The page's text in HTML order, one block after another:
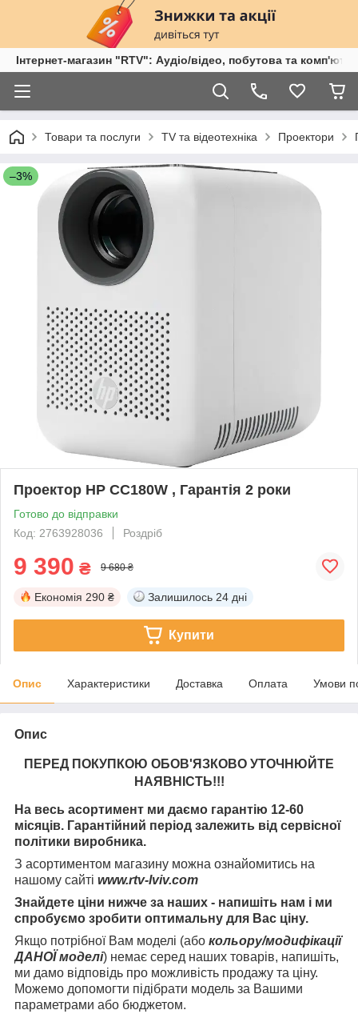
Інтернет-магазин "RTV": Аудіо/відео, побутова та
Товари та послуги TV та відеотехніка Проектори
–3%
Проектор HP CC180W , Гарантія 2 роки
Готово до відправки
Код: 2763928036
Роздріб
9 390 ₴ 9 680 ₴
Економія 290 ₴ Залишилось 24 дні
Купити
Опис Характеристики Доставка Оплата Умови
Опис
ПЕРЕД ПОКУПКОЮ ОБОВ'ЯЗКОВО УТОЧНЮЙТЕ
НАЯВНІСТЬ!!!
На весь асортимент ми даємо гарантію 12-60
місяців. Гарантійний період залежить від сервісної
політики виробника.
З асортиментом магазину можна ознайомитись на
нашому сайті www.rtv-lviv.com
Знайдете ціни нижче за наших - напишіть нам і ми
спробуємо зробити оптимальну для Вас ціну.
Якщо потрібної Вам моделі (або кольору/модифікації
ДАНОЇ моделі) немає серед наших товарів, напишіть,
ми дамо відповідь про можливість продажу та ціну.
Можемо допомогти підібрати модель за Вашими
параметрами або бюджетом.